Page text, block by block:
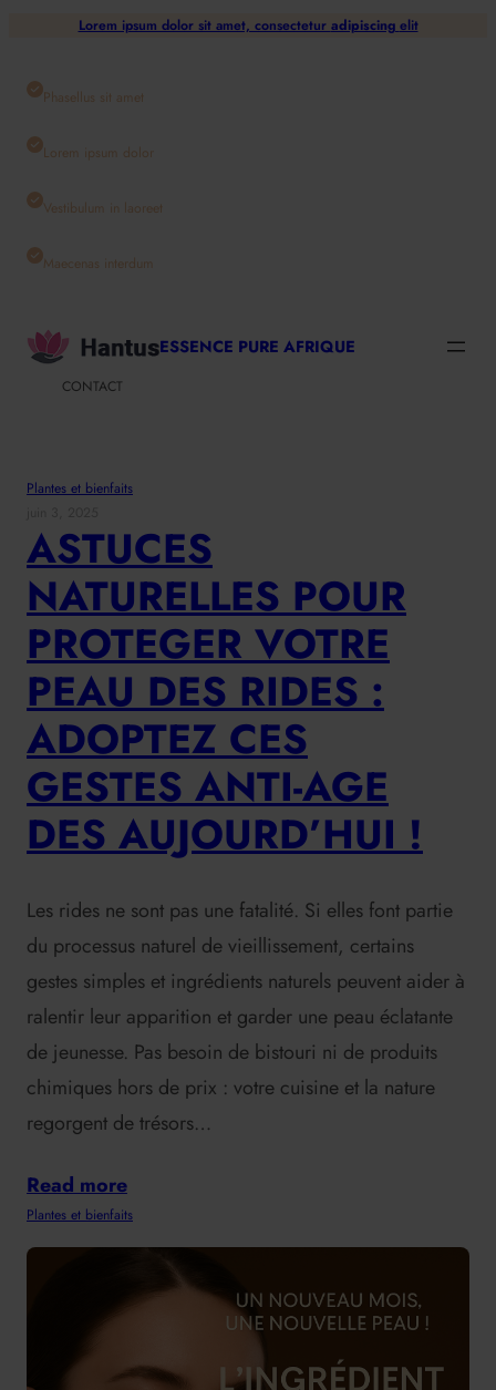
contenu
Lorem ipsum dolor sit amet, consectetur adipiscing elit
Phasellus sit amet
Lorem ipsum dolor
Vestibulum in laoreet
Maecenas interdum
ESSENCE PURE AFRIQUE
CONTACT
Plantes et bienfaits
ASTUCES
NATURELLES POUR
PROTEGER VOTRE
PEAU DES RIDES :
ADOPTEZ CES
GESTES ANTI-AGE
DES AUJOURD’HUI !
Les rides ne sont pas une fatalité. Si elles font partie
du processus naturel de vieillissement, certains
gestes simples et ingrédients naturels peuvent aider à
ralentir leur apparition et garder une peau éclatante
de jeunesse. Pas besoin de bistouri ni de produits
chimiques hors de prix : votre cuisine et la nature
regorgent de trésors…
Read more
Plantes et bienfaits